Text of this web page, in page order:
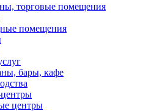
торговые помещения
помещения
бары, кафе
центры